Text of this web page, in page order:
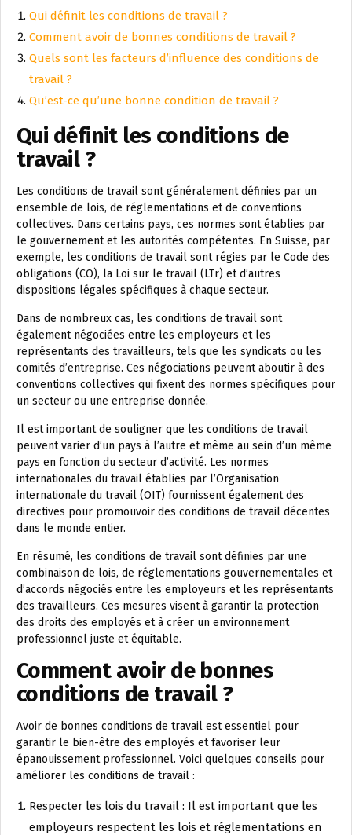
Qui définit les conditions de travail ?
Comment avoir de bonnes conditions de travail ?
Quels sont les facteurs d’influence des conditions de
travail ?
Qu’est-ce qu’une bonne condition de travail ?
Qui définit les conditions de
travail ?
Les conditions de travail sont généralement définies par un
ensemble de lois, de réglementations et de conventions
collectives. Dans certains pays, ces normes sont établies par
le gouvernement et les autorités compétentes. En Suisse, par
exemple, les conditions de travail sont régies par le Code des
obligations (CO), la Loi sur le travail (LTr) et d’autres
dispositions légales spécifiques à chaque secteur.
Dans de nombreux cas, les conditions de travail sont
également négociées entre les employeurs et les
représentants des travailleurs, tels que les syndicats ou les
comités d’entreprise. Ces négociations peuvent aboutir à des
conventions collectives qui fixent des normes spécifiques pour
un secteur ou une entreprise donnée.
Il est important de souligner que les conditions de travail
peuvent varier d’un pays à l’autre et même au sein d’un même
pays en fonction du secteur d’activité. Les normes
internationales du travail établies par l’Organisation
internationale du travail (OIT) fournissent également des
directives pour promouvoir des conditions de travail décentes
dans le monde entier.
En résumé, les conditions de travail sont définies par une
combinaison de lois, de réglementations gouvernementales et
d’accords négociés entre les employeurs et les représentants
des travailleurs. Ces mesures visent à garantir la protection
des droits des employés et à créer un environnement
professionnel juste et équitable.
Comment avoir de bonnes
conditions de travail ?
Avoir de bonnes conditions de travail est essentiel pour
garantir le bien-être des employés et favoriser leur
épanouissement professionnel. Voici quelques conseils pour
améliorer les conditions de travail :
Respecter les lois du travail : Il est important que les
employeurs respectent les lois et réglementations en